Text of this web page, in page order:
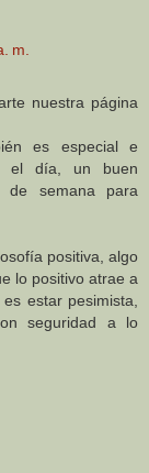
m.
nuestra página
es especial e
el día, un buen
de semana para
positiva, algo
lo positivo atrae a
estar pesimista,
seguridad a lo